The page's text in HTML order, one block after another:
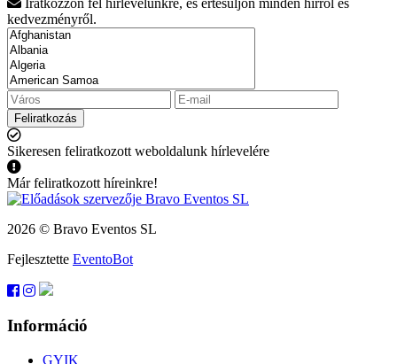
Iratkozzon fel hírlevelünkre, és értesüljön minden hírről és
kedvezményről.
Feliratkozás
Sikeresen feliratkozott weboldalunk hírlevelére
Már feliratkozott híreinkre!
2026 © Bravo Eventos SL
Fejlesztette EventoBot
Információ
GYIK